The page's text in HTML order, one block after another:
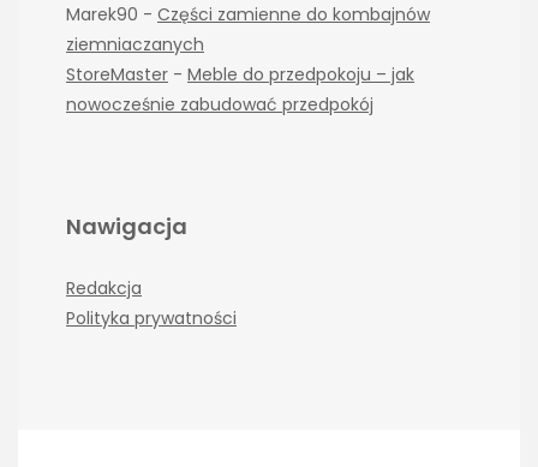
Marek90 - Części zamienne do kombajnów
ziemniaczanych
StoreMaster - Meble do przedpokoju – jak
nowocześnie zabudować przedpokój
Nawigacja
Redakcja
Polityka prywatności